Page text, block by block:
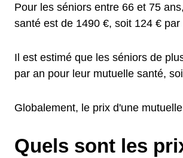
Pour les séniors entre 66 et 75
santé est de 1490 €, soit 124 € par
Il est estimé que les séniors de
par an pour leur mutuelle santé,
Globalement, le prix d'une
Quels sont les